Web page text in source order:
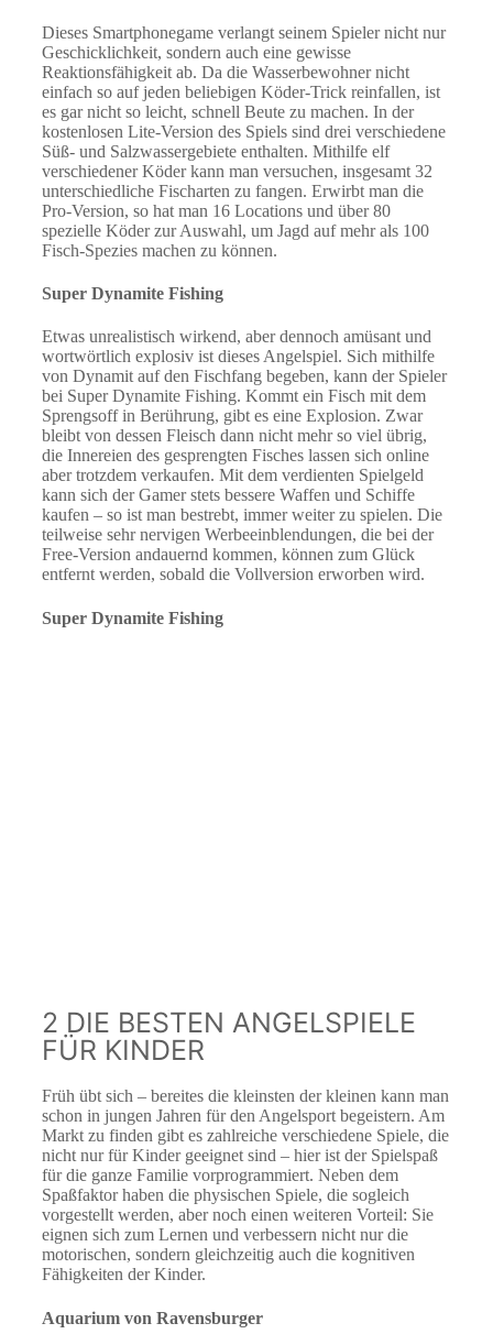
Dieses Smartphonegame verlangt seinem Spieler nicht nur
Geschicklichkeit, sondern auch eine gewisse
Reaktionsfähigkeit ab. Da die Wasserbewohner nicht
einfach so auf jeden beliebigen Köder-Trick reinfallen, ist
es gar nicht so leicht, schnell Beute zu machen. In der
kostenlosen Lite-Version des Spiels sind drei verschiedene
Süß- und Salzwassergebiete enthalten. Mithilfe elf
verschiedener Köder kann man versuchen, insgesamt 32
unterschiedliche Fischarten zu fangen. Erwirbt man die
Pro-Version, so hat man 16 Locations und über 80
spezielle Köder zur Auswahl, um Jagd auf mehr als 100
Fisch-Spezies machen zu können.
Super Dynamite Fishing
Etwas unrealistisch wirkend, aber dennoch amüsant und
wortwörtlich explosiv ist dieses Angelspiel. Sich mithilfe
von Dynamit auf den Fischfang begeben, kann der Spieler
bei Super Dynamite Fishing. Kommt ein Fisch mit dem
Sprengsoff in Berührung, gibt es eine Explosion. Zwar
bleibt von dessen Fleisch dann nicht mehr so viel übrig,
die Innereien des gesprengten Fisches lassen sich online
aber trotzdem verkaufen. Mit dem verdienten Spielgeld
kann sich der Gamer stets bessere Waffen und Schiffe
kaufen – so ist man bestrebt, immer weiter zu spielen. Die
teilweise sehr nervigen Werbeeinblendungen, die bei der
Free-Version andauernd kommen, können zum Glück
entfernt werden, sobald die Vollversion erworben wird.
Super Dynamite Fishing
2 DIE BESTEN ANGELSPIELE
FÜR KINDER
Früh übt sich – bereites die kleinsten der kleinen kann man
schon in jungen Jahren für den Angelsport begeistern. Am
Markt zu finden gibt es zahlreiche verschiedene Spiele, die
nicht nur für Kinder geeignet sind – hier ist der Spielspaß
für die ganze Familie vorprogrammiert. Neben dem
Spaßfaktor haben die physischen Spiele, die sogleich
vorgestellt werden, aber noch einen weiteren Vorteil: Sie
eignen sich zum Lernen und verbessern nicht nur die
motorischen, sondern gleichzeitig auch die kognitiven
Fähigkeiten der Kinder.
Aquarium von Ravensburger